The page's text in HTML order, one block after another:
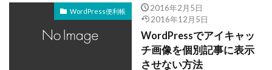
WordPress便利帳
2016年2月5日
2016年12月5日
WordPressでアイキャッ
チ画像を個別記事に表示
させない方法